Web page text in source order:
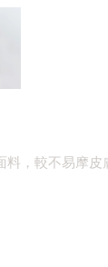
，較不易摩皮